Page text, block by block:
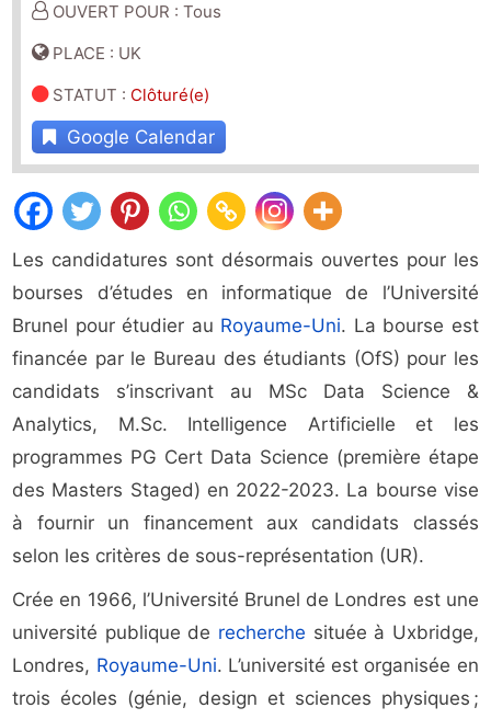
OUVERT POUR : Tous
PLACE : UK
STATUT : Clôturé(e)
Google Calendar
Les candidatures sont désormais ouvertes pour les
bourses d’études en informatique de l’Université
Brunel pour étudier au Royaume-Uni. La bourse est
financée par le Bureau des étudiants (OfS) pour les
candidats s’inscrivant au MSc Data Science &
Analytics, M.Sc. Intelligence Artificielle et les
programmes PG Cert Data Science (première étape
des Masters Staged) en 2022-2023. La bourse vise
à fournir un financement aux candidats classés
selon les critères de sous-représentation (UR).
Crée en 1966, l’Université Brunel de Londres est une
université publique de recherche située à Uxbridge,
Londres, Royaume-Uni. L’université est organisée en
trois écoles (génie, design et sciences physiques ;